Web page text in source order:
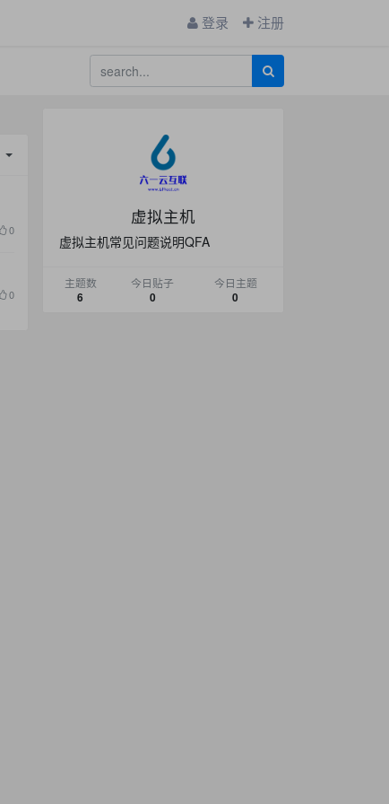
登录 注册
0
0
虚拟主机
虚拟主机常见问题说明QFA
主题数
6
今日贴子
0
今日主题
0